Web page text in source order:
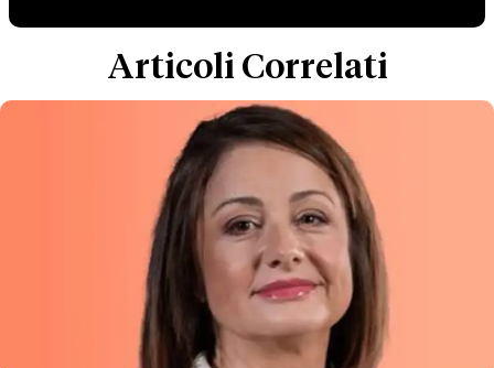
Articoli Correlati